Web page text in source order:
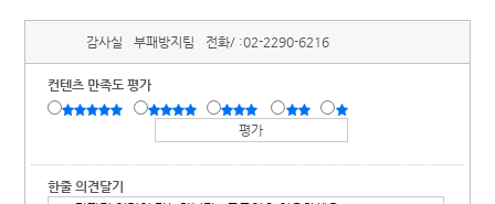
감사실 부패방지팀 전화/ :02-2290-6216
컨텐츠 만족도 평가
한줄 의견달기